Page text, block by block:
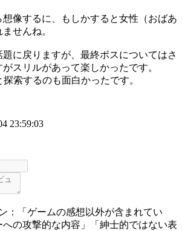
像するに、もしかすると女性（おばあ
せんね。
に戻りますが、最終ボスについてはさ
スリルがあって楽しかったです。
索するのも面白かったです。
23:59:03
：「ゲームの感想以外が含まれてい
への攻撃的な内容」「紳士的ではない表